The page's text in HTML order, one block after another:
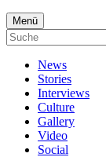
Menü
News
Stories
Interviews
Culture
Gallery
Video
Social